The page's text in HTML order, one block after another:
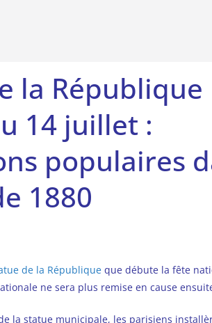
la République
14 juillet :
populaires
1880
de la République que débute la fête
ne sera plus remise en cause
la statue municipale, les parisiens